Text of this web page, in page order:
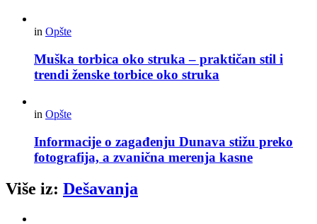
in Opšte
Muška torbica oko struka – praktičan stil i
trendi ženske torbice oko struka
in Opšte
Informacije o zagađenju Dunava stižu preko
fotografija, a zvanična merenja kasne
Više iz: Dešavanja